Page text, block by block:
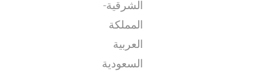
الشرقية-
المملكة
العربية
السعودية